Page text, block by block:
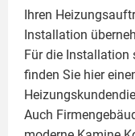
Ihren
Installation
Für die
finden Sie hier
Auch